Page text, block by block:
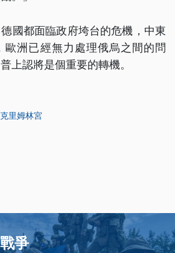
國都面臨政府垮台的危機，中東
歐洲已經無力處理俄烏之間的問
上認將是個重要的轉機。
克里姆林宮
爭